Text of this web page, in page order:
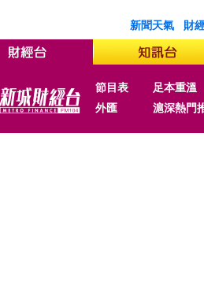
新聞天氣 財
節目表 足本重溫
外匯
滬深熱門